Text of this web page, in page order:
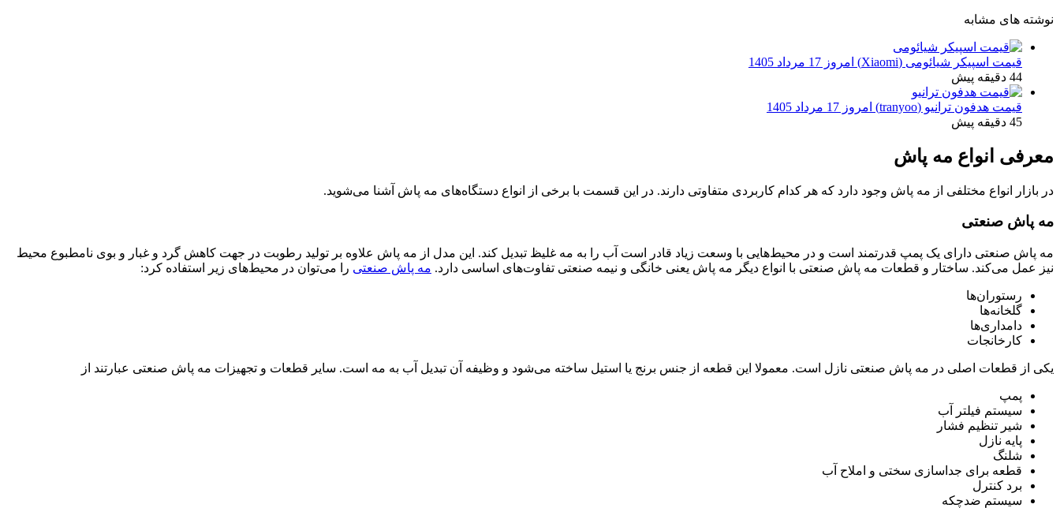
نوشته های مشابه
قیمت اسپیکر شیائومی (Xiaomi) امروز 17 مرداد 1405
44 دقیقه پیش
قیمت هدفون ترانیو (tranyoo) امروز 17 مرداد 1405
45 دقیقه پیش
معرفی انواع مه پاش
در بازار انواع مختلفی از مه پاش وجود دارد که هر کدام کاربردی متفاوتی دارند. در این قسمت با برخی از انواع دستگاه‌های مه پاش آشنا می‌شوید.
مه پاش صنعتی
مه پاش صنعتی دارای یک پمپ قدرتمند است و در محیط‌هایی با وسعت زیاد قادر است آب را به مه غلیظ تبدیل کند. این مدل از مه پاش علاوه بر تولید رطوبت در جهت کاهش گرد و غبار و بوی نامطبوع محیط
نیز عمل می‌کند. ساختار و قطعات مه پاش صنعتی با انواع دیگر مه پاش یعنی خانگی و نیمه صنعتی تفاوت‌های اساسی دارد. مه پاش صنعتی را می‌توان در محیط‌های زیر استفاده کرد:
رستوران‌ها
گلخانه‌ها
دامداری‌ها
کارخانجات
یکی از قطعات اصلی در مه پاش صنعتی نازل است. معمولا این قطعه از جنس برنج یا استیل ساخته می‌شود و وظیفه آن تبدیل آب به مه است. سایر قطعات و تجهیزات مه پاش صنعتی عبارتند از
پمپ
سیستم فیلتر آب
شیر تنظیم فشار
پایه نازل
شلنگ
قطعه برای جداسازی سختی و املاح آب
برد کنترل
سیستم ضد‌چکه